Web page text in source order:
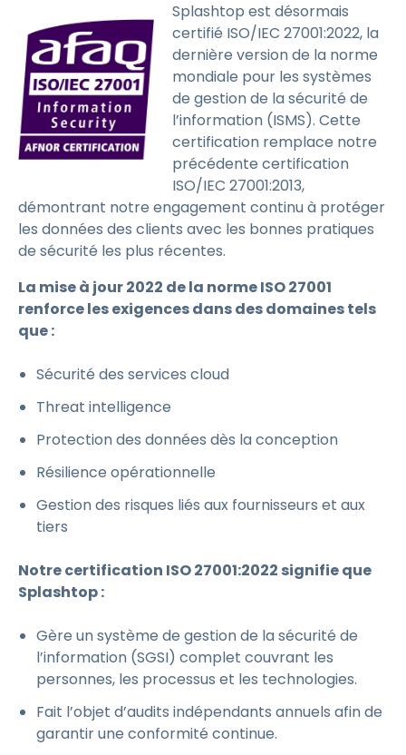
Splashtop est désormais
certifié ISO/IEC 27001:2022, la
dernière version de la norme
mondiale pour les systèmes
de gestion de la sécurité de
l’information (ISMS). Cette
certification remplace notre
précédente certification
ISO/IEC 27001:2013,
démontrant notre engagement continu à protéger
les données des clients avec les bonnes pratiques
de sécurité les plus récentes.
La mise à jour 2022 de la norme ISO 27001
renforce les exigences dans des domaines tels
que :
Sécurité des services cloud
Threat intelligence
Protection des données dès la conception
Résilience opérationnelle
Gestion des risques liés aux fournisseurs et aux
tiers
Notre certification ISO 27001:2022 signifie que
Splashtop :
Gère un système de gestion de la sécurité de
l’information (SGSI) complet couvrant les
personnes, les processus et les technologies.
Fait l’objet d’audits indépendants annuels afin de
garantir une conformité continue.